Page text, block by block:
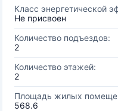
Класс энергетической
Не присвоен
Количество подъездов:
2
Количество этажей:
2
Площадь жилых
568.6